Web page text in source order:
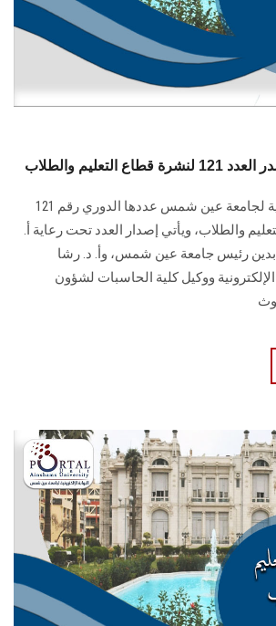
التعليم والطلاب
تصدر البوابة الإلكترونية لجامعة عين شمس عددها الدوري رقم 121
لنشرة قطاع شؤون التعليم ‏والطلاب‎، ويأتي إصدار العدد تحت رعاية أ.
رئيس جامعة عين شمس، وأ. د. ‏رشا
الإلكترونية ووكيل كلية الحاسبات لشؤون